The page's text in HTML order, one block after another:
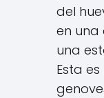
del
en una
una
Esta